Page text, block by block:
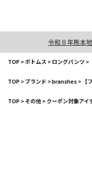
令和８年熊本
TOP>ボトムス >ロングパンツ >
TOP>ブランド >branshes> 【
TOP>その他>クーポン対象アイ